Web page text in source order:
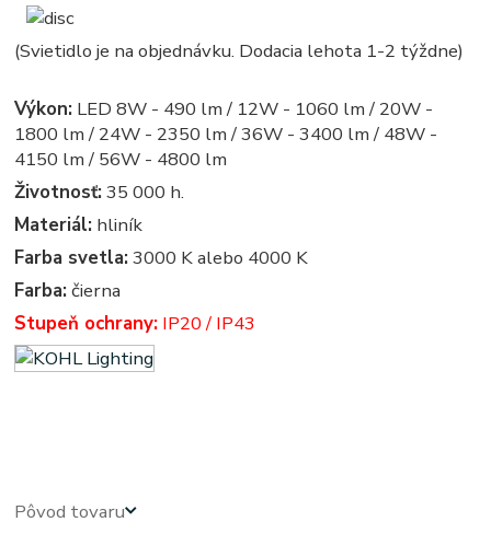
(Svietidlo je na objednávku. Dodacia lehota 1-2 týždne)
Výkon: LED 8W - 490 lm / 12W - 1060 lm / 20W -
1800 lm / 24W - 2350 lm / 36W - 3400 lm / 48W -
4150 lm / 56W - 4800 lm
Životnosť: 35 000 h.
Materiál: hliník
Farba svetla: 3000 K alebo 4000 K
Farba: čierna
Stupeň ochrany: IP20 / IP43
Pôvod tovaru